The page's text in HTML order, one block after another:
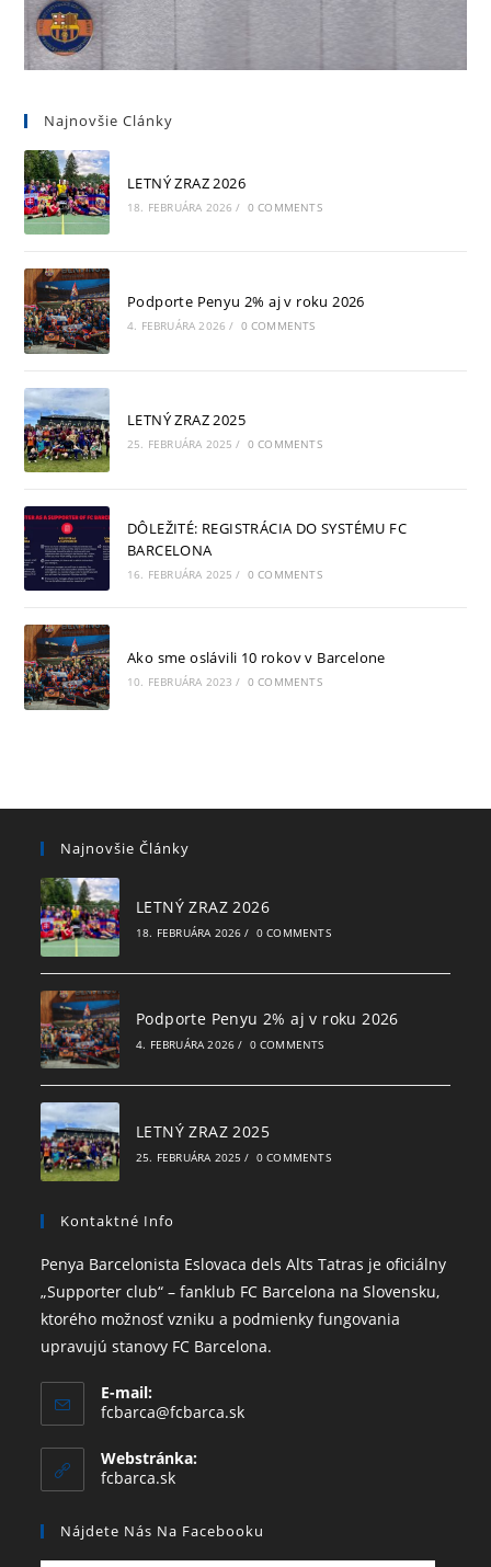
Najnovšie Clánky
LETNÝ ZRAZ 2026
18. FEBRUÁRA 2026 / 0 COMMENTS
Podporte Penyu 2% aj v roku 2026
4. FEBRUÁRA 2026 / 0 COMMENTS
LETNÝ ZRAZ 2025
25. FEBRUÁRA 2025 / 0 COMMENTS
DÔLEŽITÉ: REGISTRÁCIA DO SYSTÉMU FC
BARCELONA
16. FEBRUÁRA 2025 / 0 COMMENTS
Ako sme oslávili 10 rokov v Barcelone
10. FEBRUÁRA 2023 / 0 COMMENTS
Najnovšie Články
LETNÝ ZRAZ 2026
18. FEBRUÁRA 2026 / 0 COMMENTS
Podporte Penyu 2% aj v roku 2026
4. FEBRUÁRA 2026 / 0 COMMENTS
LETNÝ ZRAZ 2025
25. FEBRUÁRA 2025 / 0 COMMENTS
Kontaktné Info
Penya Barcelonista Eslovaca dels Alts Tatras je oficiálny
„Supporter club“ – fanklub FC Barcelona na Slovensku,
ktorého možnosť vzniku a podmienky fungovania
upravujú stanovy FC Barcelona.
E-mail:
fcbarca@fcbarca.sk
Webstránka:
fcbarca.sk
Nájdete Nás Na Facebooku